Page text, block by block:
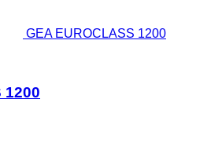
GEA EUROCLASS 1200
1200